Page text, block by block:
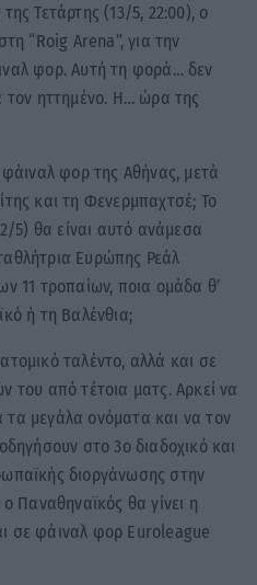
Τετάρτης (13/5, 22:00), ο
“Roig Arena”, για την
φορ. Αυτή τη φορά… δεν
τον ηττημένο. Η… ώρα της
φορ της Αθήνας, μετά
και τη Φενερμπαχτσέ; Το
5) θα είναι αυτό ανάμεσα
Ευρώπης Ρεάλ
11 τροπαίων, ποια ομάδα θ’
ή τη Βαλένθια;
ταλέντο, αλλά και σε
του από τέτοια ματς. Αρκεί να
μεγάλα ονόματα και να τον
στο 3ο διαδοχικό και
διοργάνωσης στην
Παναθηναϊκός θα γίνει η
σε φάιναλ φορ Euroleague